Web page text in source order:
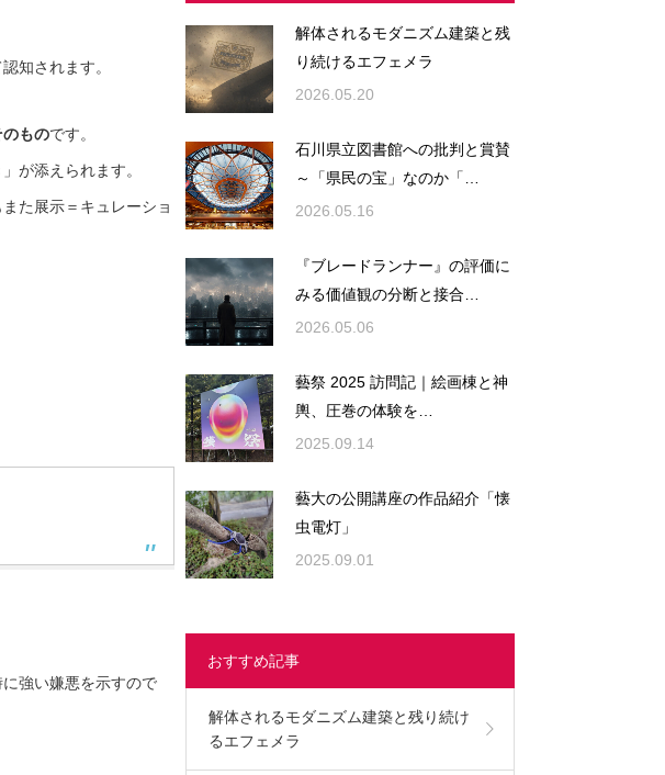
知されます。
のものです。
が添えられます。
た展示＝キュレーショ
強い嫌悪を示すので
解体されるモダニズム建築と残
り続けるエフェメラ
2026.05.20
石川県立図書館への批判と賞賛
～「県民の宝」なのか「…
2026.05.16
『ブレードランナー』の評価に
みる価値観の分断と接合…
2026.05.06
藝祭 2025 訪問記｜絵画棟と神
輿、圧巻の体験を…
2025.09.14
藝大の公開講座の作品紹介「懐
虫電灯」
2025.09.01
おすすめ記事
解体されるモダニズム建築と残り続け
るエフェメラ